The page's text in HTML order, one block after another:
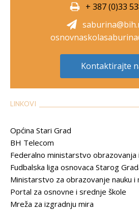
+ 387 (0)33
Kontaktirajte
LINKOVI
Općina Stari Grad
BH Telecom
Federalno ministarstvo obrazovanja
Fudbalska liga osnovaca Starog
Ministarstvo za obrazovanje nauku i
Portal za osnovne i srednje škole
Mreža za izgradnju mira